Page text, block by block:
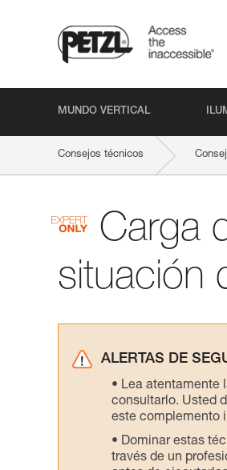
MUNDO VERTICAL
Consejos técnicos
Carga
situación
ALERTAS DE
Lea atentamente
consultarlo. Usted
este complemento
Dominar estas
través de un